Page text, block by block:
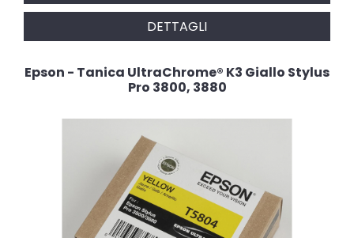
DETTAGLI
Epson - Tanica UltraChrome® K3 Giallo Stylus
Pro 3800, 3880